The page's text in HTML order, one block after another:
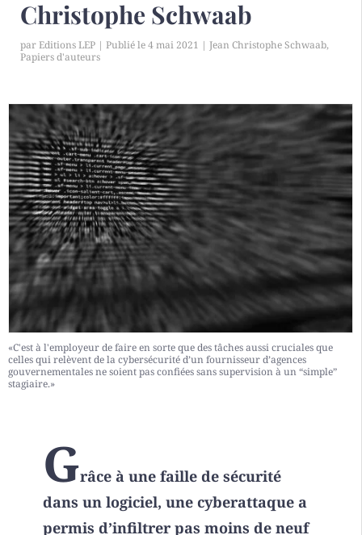
Christophe Schwaab
parEditions LEP | 4 mai 2021 | Jean Christophe Schwaab,
Papiers d'auteurs
«C'est à l'employeur de faire en sorte que des tâches aussi cruciales que
celles qui relèvent de la cybersécurité d’un fournisseur d’agences
gouvernementales ne soient pas confiées sans supervision à un “simple”
stagiaire.»
Grâce à une faille de sécurité
dans un logiciel, une cyberattaque a
permis d’infiltrer pas moins de neuf